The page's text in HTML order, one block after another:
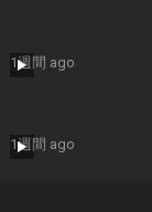
1週間 ago
1週間 ago